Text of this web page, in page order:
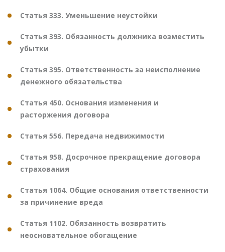
Статья 333. Уменьшение неустойки
Статья 393. Обязанность должника возместить
убытки
Статья 395. Ответственность за неисполнение
денежного обязательства
Статья 450. Основания изменения и
расторжения договора
Статья 556. Передача недвижимости
Статья 958. Досрочное прекращение договора
страхования
Статья 1064. Общие основания ответственности
за причинение вреда
Статья 1102. Обязанность возвратить
неосновательное обогащение